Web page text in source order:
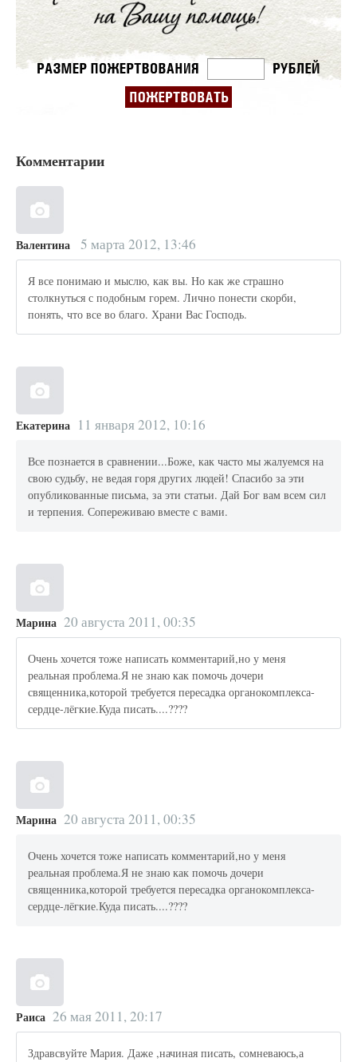
Комментарии
Валентина 5 марта 2012, 13:46
Я все понимаю и мыслю, как вы. Но как же страшно
столкнуться с подобным горем. Лично понести скорби,
понять, что все во благо. Храни Вас Господь.
Екатерина 11 января 2012, 10:16
Все познается в сравнении...Боже, как часто мы жалуемся на
свою судьбу, не ведая горя других людей! Спасибо за эти
опубликованные письма, за эти статьи. Дай Бог вам всем сил
и терпения. Сопереживаю вместе с вами.
Марина 20 августа 2011, 00:35
Очень хочется тоже написать комментарий,но у меня
реальная проблема.Я не знаю как помочь дочери
священника,которой требуется пересадка органокомплекса-
сердце-лёгкие.Куда писать....????
Марина 20 августа 2011, 00:35
Очень хочется тоже написать комментарий,но у меня
реальная проблема.Я не знаю как помочь дочери
священника,которой требуется пересадка органокомплекса-
сердце-лёгкие.Куда писать....????
Раиса 26 мая 2011, 20:17
Здравсвуйте Мария. Даже ,начиная писать, сомневаюсь,а